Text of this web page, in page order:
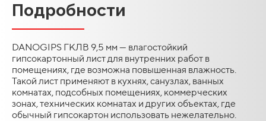
Подробности
DANOGIPS ГКЛВ 9,5 мм — влагостойкий
гипсокартонный лист для внутренних работ в
помещениях, где возможна повышенная влажность.
Такой лист применяют в кухнях, санузлах, ванных
комнатах, подсобных помещениях, коммерческих
зонах, технических комнатах и других объектах, где
обычный гипсокартон использовать нежелательно.